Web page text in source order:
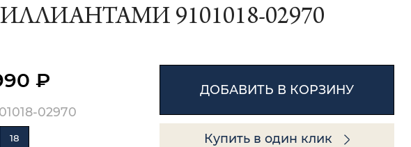
9101018-02970
₽
02970
18
ДОБАВИТЬ В КОРЗИНУ
Купить в один клик